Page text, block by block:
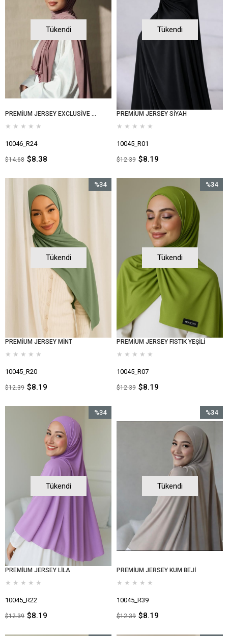
Tükendi
PREMİUM JERSEY EXCLUSİVE GÜL KURUSU
★ ★ ★ ★ ★
10046_R24
$8.38
$14.68
Tükendi
PREMİUM JERSEY SİYAH
★ ★ ★ ★ ★
10045_R01
$8.19
$12.39
Tükendi
PREMİUM JERSEY MİNT
★ ★ ★ ★ ★
10045_R20
$8.19
$12.39
%34
Tükendi
PREMİUM JERSEY FISTIK YEŞİLİ
★ ★ ★ ★ ★
10045_R07
$8.19
$12.39
%34
Tükendi
PREMİUM JERSEY LİLA
★ ★ ★ ★ ★
10045_R22
$8.19
$12.39
%34
Tükendi
PREMİUM JERSEY KUM BEJİ
★ ★ ★ ★ ★
10045_R39
$8.19
$12.39
%34